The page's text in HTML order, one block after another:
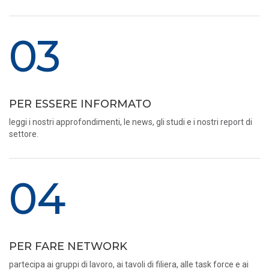
03
PER ESSERE INFORMATO
leggi i nostri approfondimenti, le news, gli studi e i nostri report di
settore.
04
PER FARE NETWORK
partecipa ai gruppi di lavoro, ai tavoli di filiera, alle task force e ai